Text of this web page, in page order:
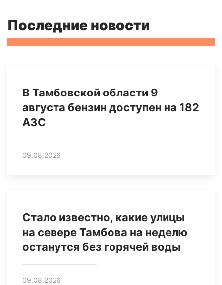
Последние новости
В Тамбовской области 9
августа бензин доступен на 182
АЗС
09.08.2026
Стало известно, какие улицы
на севере Тамбова на неделю
останутся без горячей воды
09.08.2026